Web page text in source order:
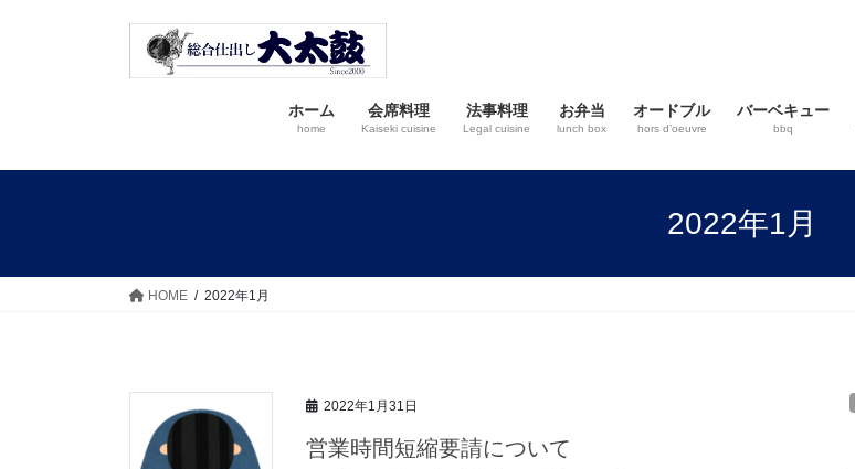
ス
ン
ホーム
home
会席料理
Kaiseki cuisine
法事料理
Legal cuisine
お弁当
lunch box
オードブル
hors d’oeuvre
バーベキュー
bbq
2022年1月
HOME 2022年1月
2022年1月31日
営業時間短縮要請について